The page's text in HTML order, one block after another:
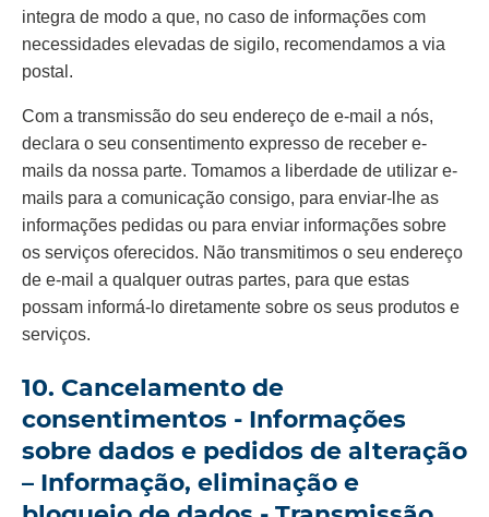
integra de modo a que, no caso de informações com
necessidades elevadas de sigilo, recomendamos a via
postal.
Com a transmissão do seu endereço de e-mail a nós,
declara o seu consentimento expresso de receber e-
mails da nossa parte. Tomamos a liberdade de utilizar e-
mails para a comunicação consigo, para enviar-lhe as
informações pedidas ou para enviar informações sobre
os serviços oferecidos. Não transmitimos o seu endereço
de e-mail a qualquer outras partes, para que estas
possam informá-lo diretamente sobre os seus produtos e
serviços.
10. Cancelamento de
consentimentos - Informações
sobre dados e pedidos de alteração
– Informação, eliminação e